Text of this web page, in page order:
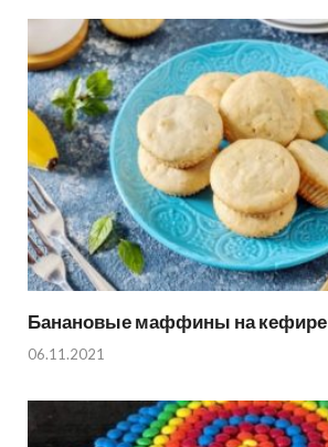
Банановые маффины на кефире
06.11.2021